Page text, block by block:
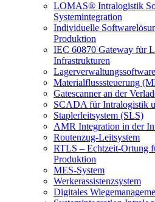
LOMAS® Intralogistik
Systemintegration
Individuelle
Produktion
IEC 60870 Gateway für
Infrastrukturen
Materialflusssteuerung
Gatescanner an der
SCADA für Intralogistik
Staplerleitsystem (SLS)
AMR Integration in der
Routenzug-Leitsystem
RTLS – Echtzeit-Ortung
Produktion
MES-System
Werkerassistenzsystem
Digitales